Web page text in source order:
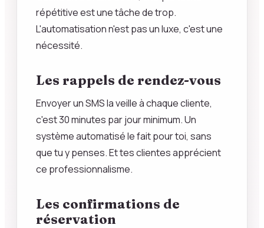
répétitive est une tâche de trop.
L'automatisation n'est pas un luxe, c'est une
nécessité.
Les rappels de rendez-vous
Envoyer un SMS la veille à chaque cliente,
c'est 30 minutes par jour minimum. Un
système automatisé le fait pour toi, sans
que tu y penses. Et tes clientes apprécient
ce professionnalisme.
Les confirmations de
réservation